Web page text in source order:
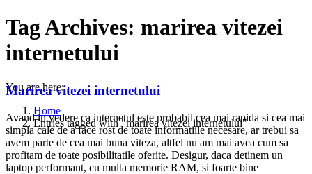
Tag Archives: marirea vitezei
internetului
You are here:
Home
Entries tagged with "marirea vitezei internetului"
Marirea vitezei internetului
Avand in vedere ca internetul este probabil cea mai rapida si cea mai
simpla cale de a face rost de toate informatiile necesare, ar trebui sa
avem parte de cea mai buna viteza, altfel nu am mai avea cum sa
profitam de toate posibilitatile oferite. Desigur, daca detinem un
laptop performant, cu multa memorie RAM, si foarte bine